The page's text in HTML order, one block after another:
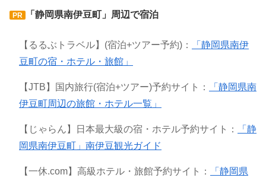
PR 「静岡県南伊豆町」周辺で宿泊
【るるぶトラベル】(宿泊+ツアー予約)：
「静岡県南伊
豆町の宿・ホテル・旅館」
【JTB】国内旅行(宿泊+ツアー)予約サイト：
「静岡県南
伊豆町周辺の旅館・ホテル一覧」
【じゃらん】日本最大級の宿・ホテル予約サイト：
「静
岡県南伊豆町」南伊豆観光ガイド
【一休.com】高級ホテル・旅館予約サイト：
「静岡県